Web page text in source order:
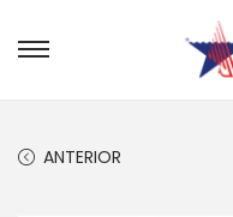
ANTERIOR